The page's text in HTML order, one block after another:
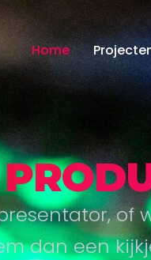
Home
of
dan een